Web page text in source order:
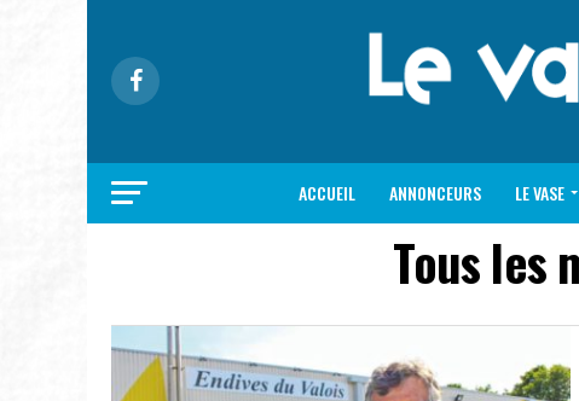
ACCUEIL ANNONCEURS LE VASE
Tous les